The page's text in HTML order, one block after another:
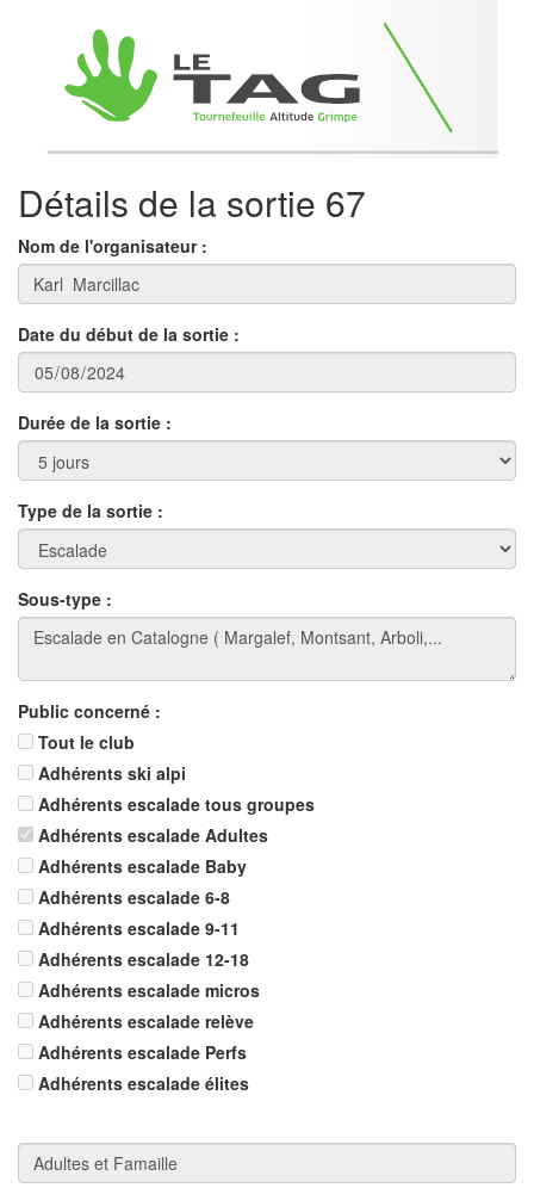
Détails de la sortie 67
Nom de l'organisateur :
Date du début de la sortie :
Durée de la sortie :
Type de la sortie :
Sous-type :
Public concerné :
Tout le club
Adhérents ski alpi
Adhérents escalade tous groupes
Adhérents escalade Adultes
Adhérents escalade Baby
Adhérents escalade 6-8
Adhérents escalade 9-11
Adhérents escalade 12-18
Adhérents escalade micros
Adhérents escalade relève
Adhérents escalade Perfs
Adhérents escalade élites